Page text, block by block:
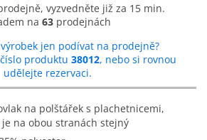
vyzvedněte již za 15 min.
na 63 prodejnách
jen podívat na prodejně?
produktu 38012, nebo si rovnou
udělejte rezervaci.
na obou stranách stejný